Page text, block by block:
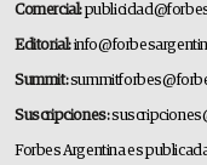
Comercial:
Editorial:
Summit:
Suscripciones:
Forbes Argentina es